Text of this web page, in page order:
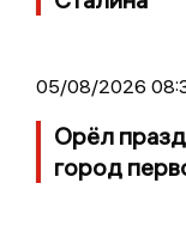
05/08/2026
Орёл
город